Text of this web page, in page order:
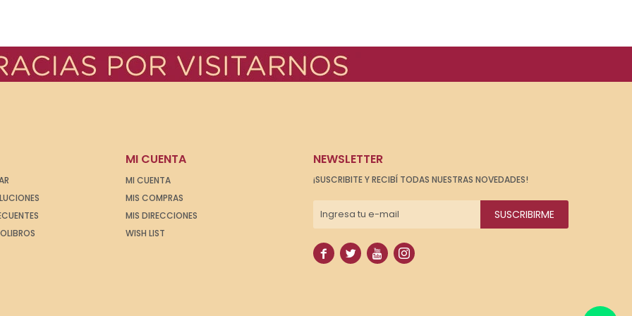
MI CUENTA
MI CUENTA
MIS COMPRAS
MIS DIRECCIONES
WISH LIST
NEWSLETTER
¡SUSCRIBITE Y RECIBÍ TODAS NUESTRAS NOVEDADES!
SUSCRIBIRME
   